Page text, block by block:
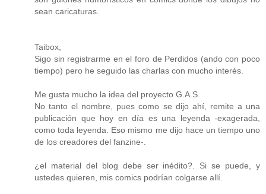
sean caricaturas.
Taibox,
Sigo sin registrarme en el foro de Perdidos (ando con poco
tiempo) pero he seguido las charlas con mucho interés.
Me gusta mucho la idea del proyecto G.A.S.
No tanto el nombre, pues como se dijo ahí, remite a una
publicación que hoy en día es una leyenda -exagerada,
como toda leyenda. Eso mismo me dijo hace un tiempo uno
de los creadores del fanzine-.
¿el material del blog debe ser inédito?. Si se puede, y
ustedes quieren, mis comics podrían colgarse allí.